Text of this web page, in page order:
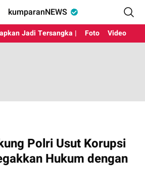
kumparanNEWS
Jadi Tersangka | Foto Video
Polri Usut Korupsi
Hukum dengan